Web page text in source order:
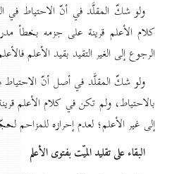
ولو شكّ المقلَّد في أنّ الاحتياط
كلام الأعلم قرينة على جزمه بخطأ
الرجوع إلى الغير التقيد بقيد الأعلم
ولو شكّ المقلَّد في أصل أنّ
بالاحتياط، ولم تكن في كلام الأعلم
إلى غير الأعلم؛ لعدم إحرازه للمزاحم
البقاء علی تقليد الميّت بفتوی الأعلم